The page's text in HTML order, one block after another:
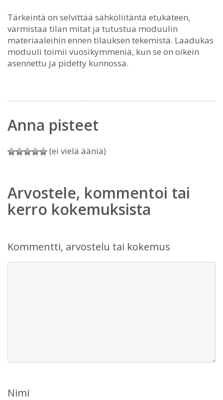
Tärkeintä on selvittää sähköliitäntä etukäteen,
varmistaa tilan mitat ja tutustua moduulin
materiaaleihin ennen tilauksen tekemistä. Laadukas
moduuli toimii vuosikymmeniä, kun se on oikein
asennettu ja pidetty kunnossa.
Anna pisteet
(ei vielä ääniä)
Arvostele, kommentoi tai
kerro kokemuksista
Kommentti, arvostelu tai kokemus
Nimi